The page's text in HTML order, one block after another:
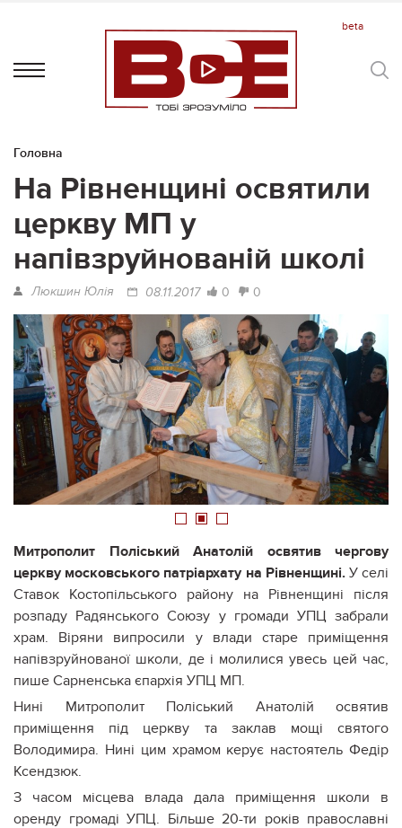
Головна
На Рівненщині освятили
церкву МП у
напівзруйнованій школі
Люкшин Юлія 08.11.2017 0 0
1 2 3
Митрополит Поліський Анатолій освятив чергову
церкву московського патріархату на Рівненщині.У селі
Ставок Костопільського району на Рівненщині після
розпаду Радянського Союзу у громади УПЦ забрали
храм. Віряни випросили у влади старе приміщення
напівзруйнованої школи, де і молилися увесь цей час,
пише Сарненська єпархія УПЦ МП.
Нині Митрополит Поліський Анатолій освятив
приміщення під церкву та заклав мощі святого
Володимира. Нині цим храмом керує настоятель Федір
Ксендзюк.
З часом місцева влада дала приміщення школи в
оренду громаді УПЦ. Більше 20-ти років православні